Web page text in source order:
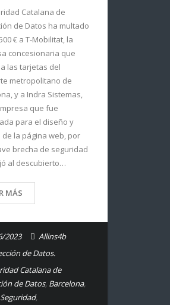
Catalana de
de Datos ha multado
€ a T-Mobilitat, la
concesionaria que
las tarjetas del
metropolitano de
y a Indra Sistemas,
que fue
para el diseño y
de la página web, por
brecha de seguridad
al descubierto…
MÁS
2023
Allins4b
de Datos.
Catalana de
de Datos, Barcelona,
,